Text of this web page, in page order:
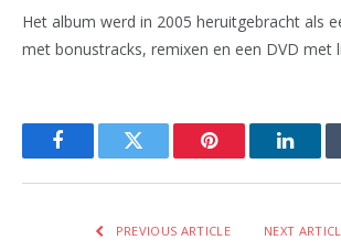
Het album werd in 2005 heruitgebracht als
met bonustracks, remixen en een DVD met
FacebookTwitter Pinterest
PREVIOUS ARTICLE NEXT